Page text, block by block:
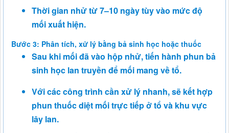
Thời gian nhử từ 7–10 ngày tùy vào mức độ
mối xuất hiện.
Bước 3: Phân tích, xử lý bằng bả sinh học hoặc thuốc
Sau khi mối đã vào hộp nhử, tiến hành phun bả
sinh học lan truyền để mối mang về tổ.
Với các công trình cần xử lý nhanh, sẽ kết hợp
phun thuốc diệt mối trực tiếp ở tổ và khu vực
lây lan.